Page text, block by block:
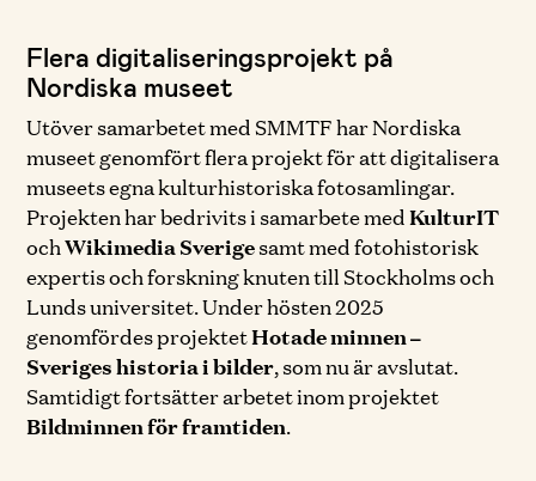
Flera digitaliseringsprojekt på
Nordiska museet
Utöver samarbetet med SMMTF har Nordiska
museet genomfört flera projekt för att digitalisera
museets egna kulturhistoriska fotosamlingar.
Projekten har bedrivits i samarbete medKulturIT
ochWikimedia Sverigesamt med fotohistorisk
expertis och forskning knuten till Stockholms och
Lunds universitet. Under hösten 2025
genomfördes projektetHotade minnen –
Sveriges historia i bilder, som nu är avslutat.
Samtidigt fortsätter arbetet inom projektet
Bildminnen för framtiden.